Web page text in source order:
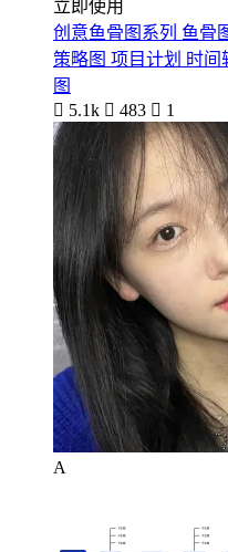
立即使用
创意鱼骨图系列 鱼骨
策略图 项目计划 时间
图
 5.1k  483  1
A